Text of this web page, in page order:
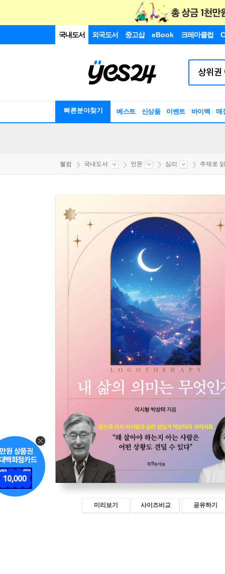
국내도서 외국도서 중고샵 eBook 크레마클럽
빠른분야찾기 베스트 신상품 이벤트 바이백 매
웰컴 국내도서 인문 심리 주제로
미리보기 사이즈비교 공유하기